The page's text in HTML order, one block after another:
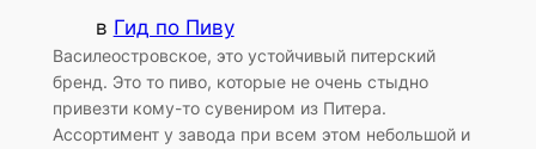
в Гид по Пиву
Василеостровское, это устойчивый питерский
бренд. Это то пиво, которые не очень стыдно
привезти кому-то сувениром из Питера.
Ассортимент у завода при всем этом небольшой и